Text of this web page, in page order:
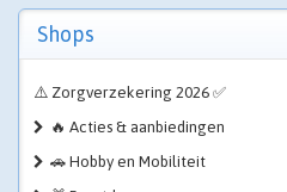
Shops
⚠️ Zorgverzekering 2026 ✅
🔥 Acties & aanbiedingen
🚗 Hobby en Mobiliteit